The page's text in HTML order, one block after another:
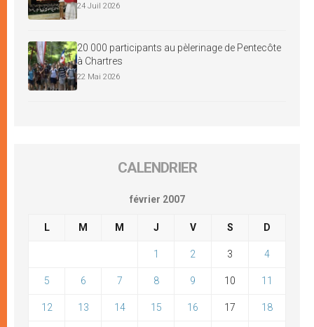
24 Juil 2026
20 000 participants au pèlerinage de Pentecôte
à Chartres
22 Mai 2026
CALENDRIER
février 2007
L M M J V S D
1 2 3 4
5 6 7 8 9 10 11
12 13 14 15 16 17 18